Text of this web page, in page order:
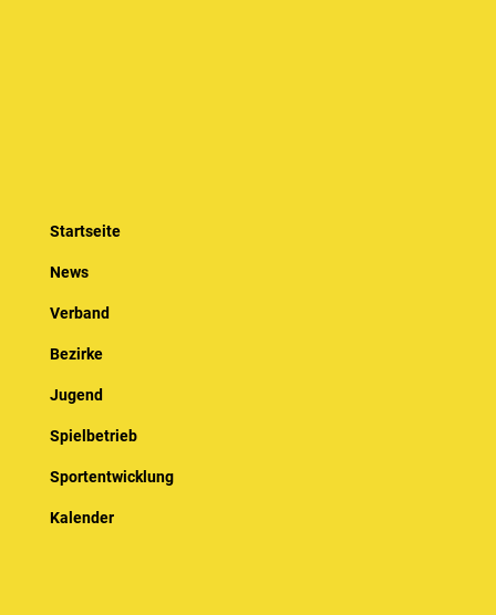
Startseite
News
Verband
Bezirke
Jugend
Spielbetrieb
Sportentwicklung
Kalender